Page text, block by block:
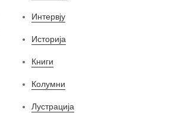
Интервју
Историја
Книги
Колумни
Лустрација